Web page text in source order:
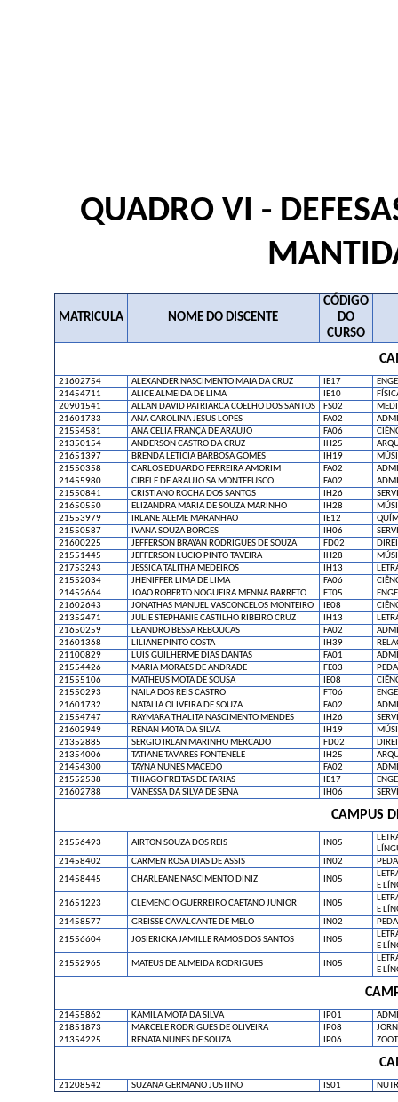
QUADRO VI -
MATRICULA NOME DO DISCENTE
CÓDIGO
DO
CURSO
21602754 ALEXANDER NASCIMENTO MAIA DA CRUZ IE17
21454711
ALICE ALMEIDA DE LIMA IE10
20901541
ALLAN DAVID PATRIARCA COELHO DOS SANTOS FS02
21601733
ANA CAROLINA JESUS LOPES FA02
21554581
ANA CELIA FRANÇA DE ARAUJO FA06
21350154
ANDERSON CASTRO DA CRUZ IH25
21651397
BRENDA LETICIA BARBOSA GOMES IH19
21550358
CARLOS EDUARDO FERREIRA AMORIM FA02
21455980
CIBELE DE ARAUJO SA MONTEFUSCO FA02
21550841
CRISTIANO ROCHA DOS SANTOS IH26
21650550
ELIZANDRA MARIA DE SOUZA MARINHO IH28
21553979
IRLANE ALEME MARANHAO IE12
21550587
IVANA SOUZA BORGES IH06
21600225
JEFFERSON BRAYAN RODRIGUES DE SOUZA FD02
21551445
JEFFERSON LUCIO PINTO TAVEIRA IH28
21753243
JESSICA TALITHA MEDEIROS IH13
21552034
JHENIFFER LIMA DE LIMA FA06
21452664
JOAO ROBERTO NOGUEIRA MENNA BARRETO FT05
21602643
JONATHAS MANUEL VASCONCELOS MONTEIRO IE08
21352471
JULIE STEPHANIE CASTILHO RIBEIRO CRUZ IH13
21650259
LEANDRO BESSA REBOUCAS FA02
21601368
LILIANE PINTO COSTA IH39
21100829
LUIS GUILHERME DIAS DANTAS FA01
21554426
MARIA MORAES DE ANDRADE FE03
21555106
MATHEUS MOTA DE SOUSA IE08
21550293
NAILA DOS REIS CASTRO FT06
21601732
NATALIA OLIVEIRA DE SOUZA FA02
21554747
RAYMARA THALITA NASCIMENTO MENDES IH26
21602949
RENAN MOTA DA SILVA IH19
21352885
SERGIO IRLAN MARINHO MERCADO FD02
21354006
TATIANE TAVARES FONTENELE IH25
21454300
TAYNA NUNES MACEDO FA02
21552538
THIAGO FREITAS DE FARIAS IE17
21602788
VANESSA DA SILVA DE SENA IH06
CAMPUS
21556493 AIRTON SOUZA DOS REIS IN05
21458402
CARMEN ROSA DIAS DE ASSIS IN02
21458445
CHARLEANE NASCIMENTO DINIZ IN05
E
21651223
CLEMENCIO GUERREIRO CAETANO JUNIOR IN05
E
21458577
GREISSE CAVALCANTE DE MELO IN02
21556604
JOSIERICKA JAMILLE RAMOS DOS SANTOS IN05
E
21552965
MATEUS DE ALMEIDA RODRIGUES IN05
E
21455862 KAMILA MOTA DA SILVA IP01
21851873
MARCELE RODRIGUES DE OLIVEIRA IP08
21354225
RENATA NUNES DE SOUZA IP06
21208542 SUZANA GERMANO JUSTINO IS01